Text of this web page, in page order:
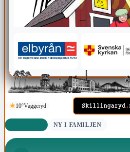
10°Vaggeryd
NY I FAMILJEN